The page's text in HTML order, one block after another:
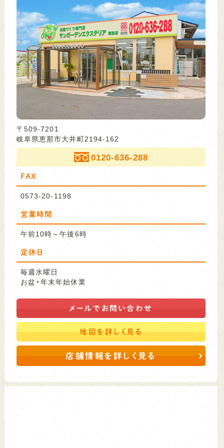
〒509-7201
岐阜県恵那市大井町2194-162
0120-636-288
FAX
0573-20-1198
営業時間
午前10時～午後6時
定休日
毎週水曜日
お盆・年末年始休業
メールで お問い合わせ
地図を詳しく見る
店舗情報を詳しく見る